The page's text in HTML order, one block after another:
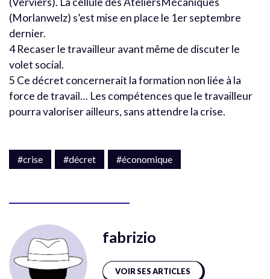
(Morlanwelz) s’est mise en place le 1er septembre
dernier.
4 Recaser le travailleur avant même de discuter le
volet social.
5 Ce décret concernerait la formation non liée à la
force de travail… Les compétences que le travailleur
pourra valoriser ailleurs, sans attendre la crise.
#crise #décret #économique
fabrizio
VOIR SES ARTICLES